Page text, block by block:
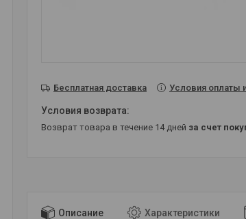
Бесплатная доставка Условия оплаты
возврат товара в течение 14 дней за счет
Описание Характеристики